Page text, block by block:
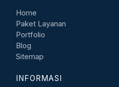
Home
Paket Layanan
Portfolio
Blog
Sitemap
INFORMASI